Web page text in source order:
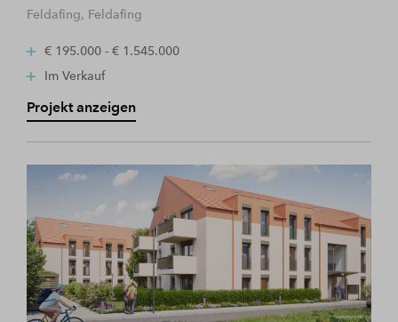
Feldafing, Feldafing
€ 195.000 - € 1.545.000
Im Verkauf
Projekt anzeigen